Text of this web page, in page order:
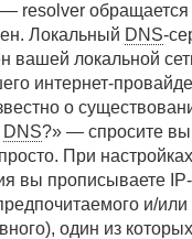
resolver обращается
Локальный DNS-
вашей локальной
интернет-
о
DNS?» — спросите
При
вы прописываете
и/или
один из